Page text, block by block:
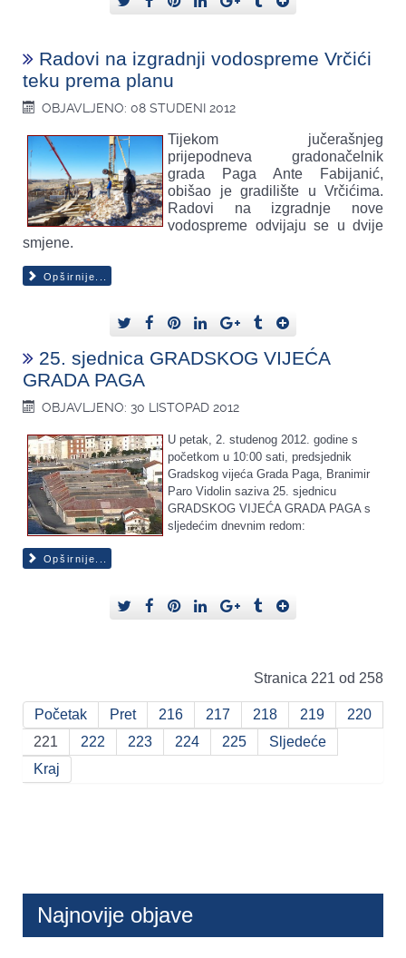
Radovi na izgradnji vodospreme Vrčići
teku prema planu
OBJAVLJENO: 08 STUDENI 2012
Tijekom jučerašnjeg
prijepodneva gradonačelnik
grada Paga Ante Fabijanić,
obišao je gradilište u Vrčićima.
Radovi na izgradnje nove
vodospreme odvijaju se u dvije
smjene.
Opširnije...
25. sjednica GRADSKOG VIJEĆA
GRADA PAGA
OBJAVLJENO: 30 LISTOPAD 2012
U petak, 2. studenog 2012. godine s
početkom u 10:00 sati, predsjednik
Gradskog vijeća Grada Paga, Branimir
Paro Vidolin saziva 25. sjednicu
GRADSKOG VIJEĆA GRADA PAGA s
sljedećim dnevnim redom:
Opširnije...
Stranica 221 od 258
Početak Pret 216 217 218 219
220
221
222 223 224 225
Sljedeće
Kraj
Najnovije objave